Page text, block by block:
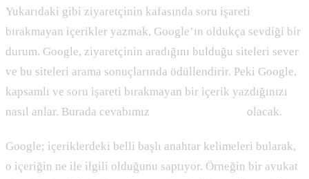
Yukarıdaki gibi ziyaretçinin kafasında soru işareti
bırakmayan içerikler yazmak, Google’ın oldukça sevdiği bir
durum. Google, ziyaretçinin aradığını bulduğu siteleri sever
ve bu siteleri arama sonuçlarında ödüllendirir. Peki Google,
kapsamlı ve soru işareti bırakmayan bir içerik yazdığınızı
nasıl anlar. Burada cevabımız
olacak.
Google; içeriklerdeki belli başlı anahtar kelimeleri bularak,
o içeriğin ne ile ilgili olduğunu saptıyor. Örneğin bir avukat